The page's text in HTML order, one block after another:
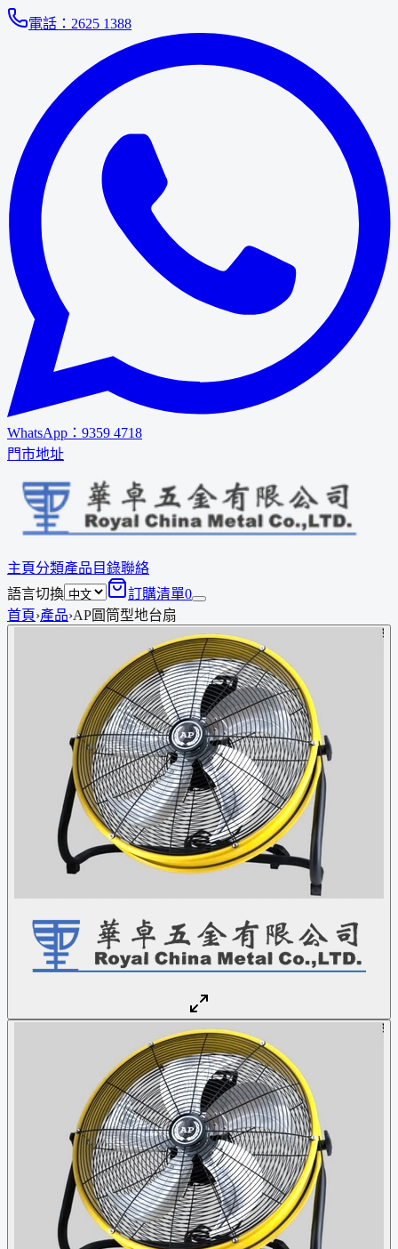
電話： 2625 1388
WhatsApp： 9359 4718
門市地址
主頁分類產品 目錄聯絡
語言切換
訂購清單0
首頁›產品›AP圓筒型地台扇